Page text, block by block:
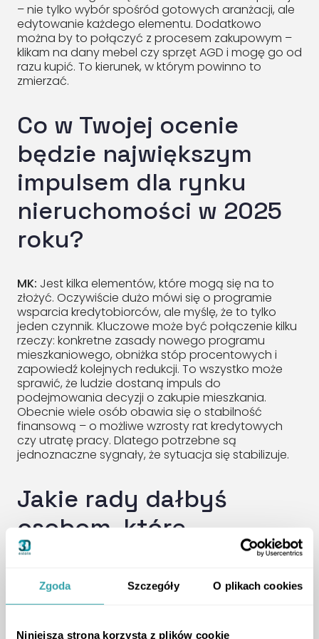
Zgoda Szczegóły O plikach cookies
Niniejsza strona korzysta z plików cookie
– nie tylko wybór spośród gotowych aranżacji, ale
edytowanie każdego elementu. Dodatkowo
można by to połączyć z procesem zakupowym –
klikam na dany mebel czy sprzęt AGD i mogę go od
razu kupić. To kierunek, w którym powinno to
zmierzać.
Co w Twojej ocenie
będzie największym
impulsem dla rynku
nieruchomości w 2025
roku?
MK: Jest kilka elementów, które mogą się na to
złożyć. Oczywiście dużo mówi się o programie
wsparcia kredytobiorców, ale myślę, że to tylko
jeden czynnik. Kluczowe może być połączenie kilku
rzeczy: konkretne zasady nowego programu
mieszkaniowego, obniżka stóp procentowych i
zapowiedź kolejnych redukcji. To wszystko może
sprawić, że ludzie dostaną impuls do
podejmowania decyzji o zakupie mieszkania.
Obecnie wiele osób obawia się o stabilność
finansową – o możliwe wzrosty rat kredytowych
czy utratę pracy. Dlatego potrzebne są
jednoznaczne sygnały, że sytuacja się stabilizuje.
Jakie rady dałbyś
osobom, które
przymierzają się do
zakupu pierwszego
mieszkania?